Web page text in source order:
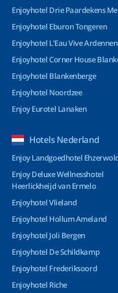
Enjoyhotel Drie Paardekens
Enjoyhotel Eburon Tongeren
Enjoyhotel L’Eau Vive Ardennen
Enjoyhotel Corner House
Enjoyhotel Blankenberge
Enjoyhotel Noordzee
Enjoy Eurotel Lanaken
Hotels Nederland
Enjoy Landgoedhotel
Enjoy Deluxe Wellnesshotel
Heerlickheijd van Ermelo
Enjoyhotel Vlieland
Enjoyhotel Hollum Ameland
Enjoyhotel Joli Bergen
Enjoyhotel De Schildkamp
Enjoyhotel Frederiksoord
Enjoyhotel Riche